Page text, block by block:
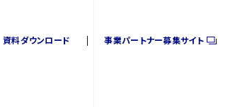
資料ダウンロード 事業パートナー募集サイト